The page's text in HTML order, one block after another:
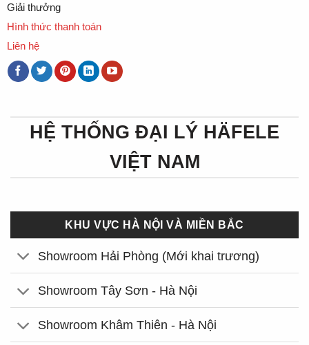
Giải thưởng
Hình thức thanh toán
Liên hệ
HỆ THỐNG ĐẠI LÝ HÄFELE
VIỆT NAM
KHU VỰC HÀ NỘI VÀ MIỀN BẮC
Showroom Hải Phòng (Mới khai trương)
Showroom Tây Sơn - Hà Nội
Showroom Khâm Thiên - Hà Nội